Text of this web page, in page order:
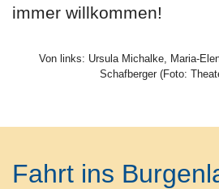
immer willkommen!
Von links: Ursula Michalke, Maria-
Schafberger (Foto:
Fahrt ins